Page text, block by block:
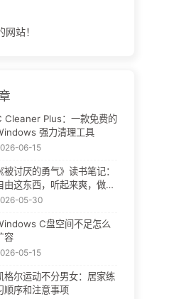
站！
Cleaner Plus：一款免费的
强力清理工具
06-15
《被讨厌的勇气》读书笔记：
由这东西，听起来爽，做起
挺疼05-30
C盘空间不足怎么
容
05-15
格尔运动不分男女：居家练
顺序和注意事项